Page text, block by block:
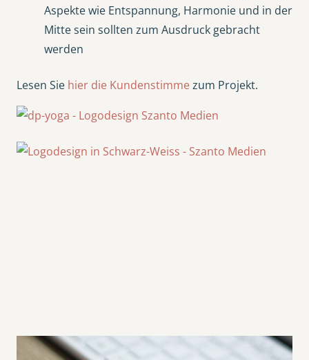
Aspekte wie Entspannung, Harmonie und in der
Mitte sein sollten zum Ausdruck gebracht
werden
Lesen Sie hier die Kundenstimme zum Projekt.